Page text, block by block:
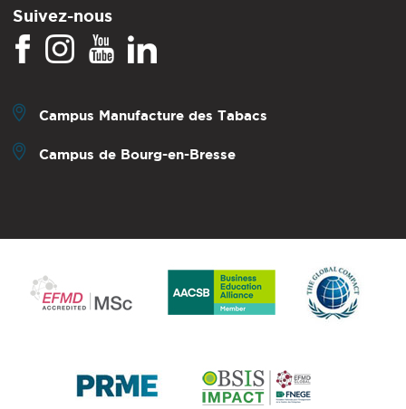
Suivez-nous
Campus Manufacture des Tabacs
Campus de Bourg-en-Bresse